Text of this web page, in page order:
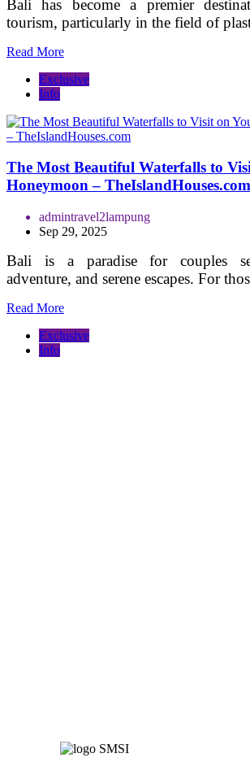
Bali has become a premier
tourism, particularly in the field of
Read More
Exclusive
Info
The Most Beautiful Waterfalls to
Honeymoon – TheIslandHouses.com
admintravel2lampung
Sep 29, 2025
Bali is a paradise for couples
adventure, and serene escapes. For
Read More
Exclusive
Info